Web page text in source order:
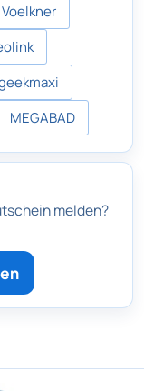
Voelkner
MEGABAD
melden?